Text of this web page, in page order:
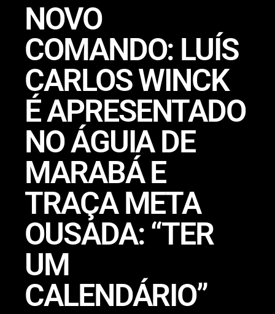
​NOVO
COMANDO: LUÍS
CARLOS WINCK
É APRESENTADO
NO ÁGUIA DE
MARABÁ E
TRAÇA META
OUSADA: “TER
UM
CALENDÁRIO”